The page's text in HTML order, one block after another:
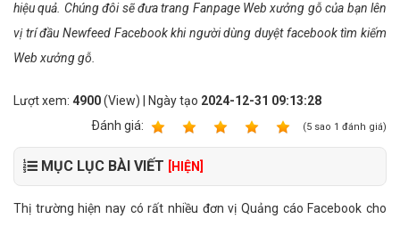
hiệu quả. Chúng đôi sẽ đưa trang Fanpage Web xưởng gỗ của bạn lên
vị trí đầu Newfeed Facebook khi người dùng duyệt facebook tìm kiếm
Web xưởng gỗ.
Lượt xem: 4900(View) | Ngày tạo 2024-12-31 09:13:28
Ðánh giá:
(5 sao 1 đánh giá)
MỤC LỤC BÀI VIẾT [HIỆN]
Thị trường hiện nay có rất nhiều đơn vị Quảng cáo Facebook cho